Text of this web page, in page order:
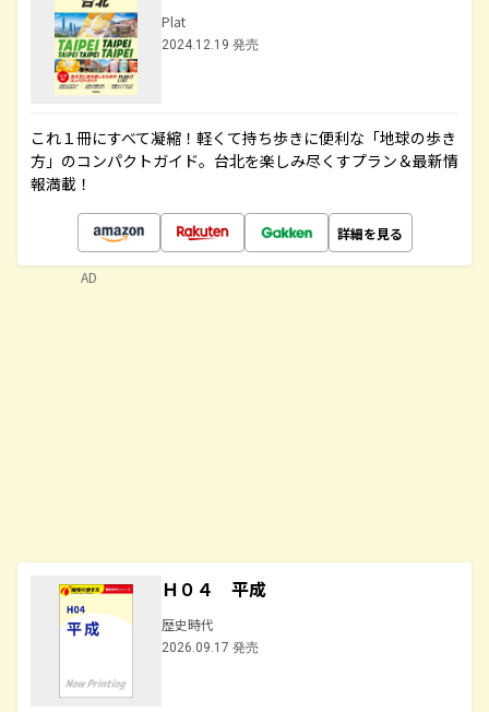
Plat
2024.12.19 発売
これ１冊にすべて凝縮！軽くて持ち歩きに便利な「地球の歩き
方」のコンパクトガイド。台北を楽しみ尽くすプラン＆最新情
報満載！
詳細を見る
Ｈ０４ 平成
歴史時代
2026.09.17 発売
AD